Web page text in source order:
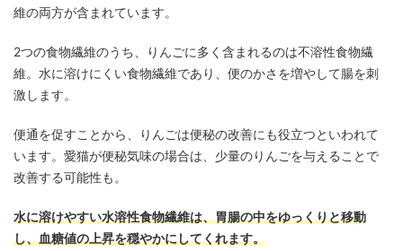
維の両方が含まれています。
2つの食物繊維のうち、りんごに多く含まれるのは不溶性食物繊
維。水に溶けにくい食物繊維であり、便のかさを増やして腸を刺
激します。
便通を促すことから、りんごは便秘の改善にも役立つといわれて
います。愛猫が便秘気味の場合は、少量のりんごを与えることで
改善する可能性も。
水に溶けやすい水溶性食物繊維は、胃腸の中をゆっくりと移動
し、血糖値の上昇を穏やかにしてくれます。